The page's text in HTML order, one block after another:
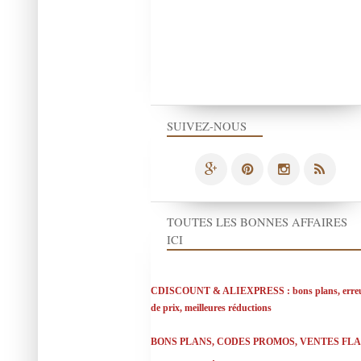
SUIVEZ-NOUS
TOUTES LES BONNES AFFAIRES
ICI
CDISCOUNT & ALIEXPRESS : bons plans,
de prix, meilleures réductions
BONS PLANS, CODES PROMOS, VENTES